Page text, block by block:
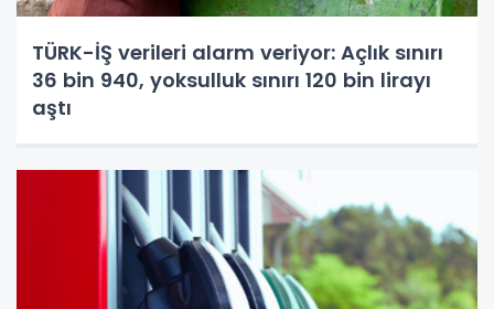
TÜRK-İŞ verileri alarm veriyor: Açlık sınırı
36 bin 940, yoksulluk sınırı 120 bin lirayı
aştı